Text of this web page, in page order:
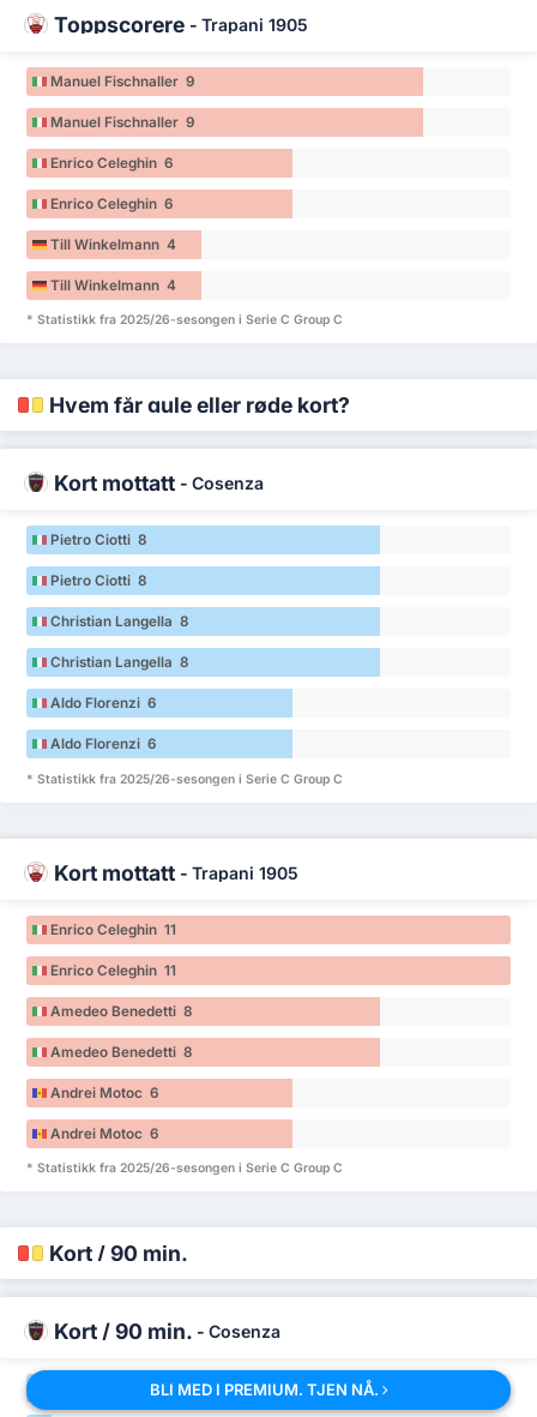
Toppscorere - Trapani 1905
Manuel Fischnaller 9
Manuel Fischnaller 9
Enrico Celeghin 6
Enrico Celeghin 6
Till Winkelmann 4
Till Winkelmann 4
* Statistikk fra 2025/26-sesongen i Serie C Group C
Hvem får gule eller røde kort?
Kort mottatt - Cosenza
Pietro Ciotti 8
Pietro Ciotti 8
Christian Langella 8
Christian Langella 8
Aldo Florenzi 6
Aldo Florenzi 6
* Statistikk fra 2025/26-sesongen i Serie C Group C
Kort mottatt - Trapani 1905
Enrico Celeghin 11
Enrico Celeghin 11
Amedeo Benedetti 8
Amedeo Benedetti 8
Andrei Motoc 6
Andrei Motoc 6
* Statistikk fra 2025/26-sesongen i Serie C Group C
Kort / 90 min.
Kort / 90 min. - Cosenza
Alessandro Arioli 0.61BLI MED I PREMIUM. TJEN NÅ.